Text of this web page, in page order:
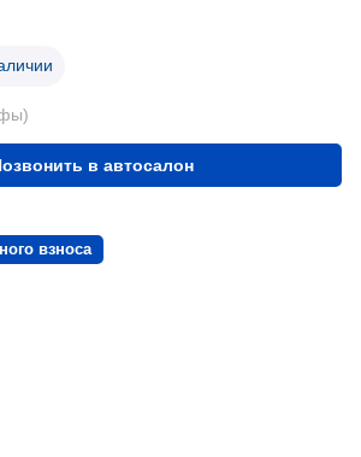
в автосалон
взноса